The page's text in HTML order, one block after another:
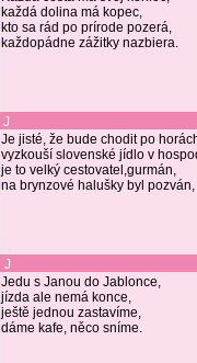
každá dolina má kopec,
kto sa rád po prírode pozerá,
každopádne zážitky nazbiera.
J
Je jisté, že bude chodit po
vyzkouší slovenské jídlo v
je to velký cestovatel,gurmán,
na brynzové halušky byl pozván,
J
Jedu s Janou do Jablonce,
jízda ale nemá konce,
ještě jednou zastavíme,
dáme kafe, něco sníme.